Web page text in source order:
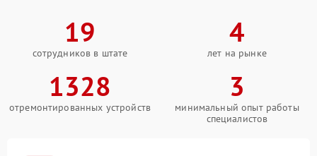
19
сотрудников в штате
4
лет на рынке
1328
отремонтированных устройств
3
минимальный опыт работы
специалистов